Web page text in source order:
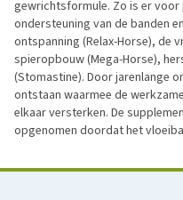
gewrichtsformule. Zo is er
ondersteuning van de banden
ontspanning (Relax-Horse), de
spieropbouw (Mega-Horse),
(Stomastine). Door jarenlange
ontstaan waarmee de
elkaar versterken. De
opgenomen doordat het